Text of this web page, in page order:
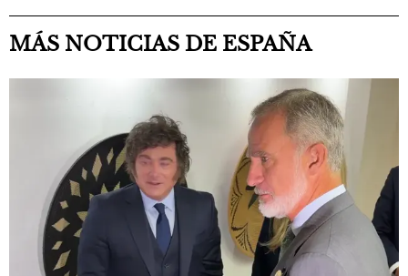
MÁS NOTICIAS DE ESPAÑA